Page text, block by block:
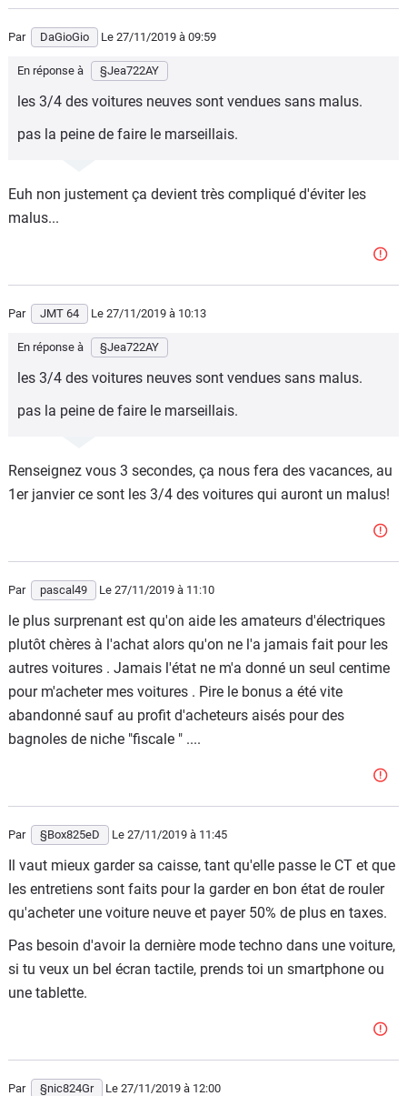
Par DaGioGio Le 27/11/2019 à 09:59
En réponse à §Jea722AY
les 3/4 des voitures neuves sont vendues sans malus.
pas la peine de faire le marseillais.
Euh non justement ça devient très compliqué d'éviter les
malus...
Par JMT 64 Le 27/11/2019 à 10:13
En réponse à §Jea722AY
les 3/4 des voitures neuves sont vendues sans malus.
pas la peine de faire le marseillais.
Renseignez vous 3 secondes, ça nous fera des vacances, au
1er janvier ce sont les 3/4 des voitures qui auront un malus!
Par pascal49 Le 27/11/2019 à 11:10
le plus surprenant est qu'on aide les amateurs d'électriques
plutôt chères à l'achat alors qu'on ne l'a jamais fait pour les
autres voitures . Jamais l'état ne m'a donné un seul centime
pour m'acheter mes voitures . Pire le bonus a été vite
abandonné sauf au profit d'acheteurs aisés pour des
bagnoles de niche "fiscale " ....
Par §Box825eD Le 27/11/2019 à 11:45
Il vaut mieux garder sa caisse, tant qu'elle passe le CT et que
les entretiens sont faits pour la garder en bon état de rouler
qu'acheter une voiture neuve et payer 50% de plus en taxes.
Pas besoin d'avoir la dernière mode techno dans une voiture,
si tu veux un bel écran tactile, prends toi un smartphone ou
une tablette.
Par §nic824Gr Le 27/11/2019 à 12:00